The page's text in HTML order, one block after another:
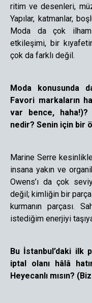
ritim ve desenleri,
Yapılar, katmanlar,
Moda da çok
etkileşimi, bir
çok da farklı değil.
Moda konusunda
Favori markaların
var bence, haha!)?
nedir? Senin için bir
Marine Serre
insana yakın ve
Owens’ı da çok
değil; kimliğin bir
kurmanın parçası.
istediğim enerjiyi
Bu İstanbul’daki ilk
iptal olanı hâlâ
Heyecanlı mısın?